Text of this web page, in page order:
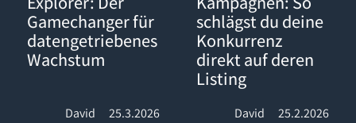
Gamechanger für
datengetriebenes
Wachstum
David 25.3.2026
schlägst du deine
Konkurrenz
direkt auf deren
Listing
David 25.2.2026